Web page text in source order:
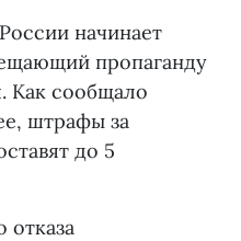
начинает
пропаганду
Как сообщало
штрафы за
до 5
отказа